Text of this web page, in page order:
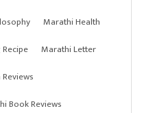
Marathi Health
Marathi Letter
Book Reviews